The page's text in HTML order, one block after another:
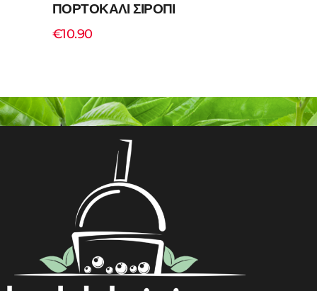
Add to cart
ΠΟΡΤΟΚΑΛΙ ΣΙΡΟΠΙ
€10.90